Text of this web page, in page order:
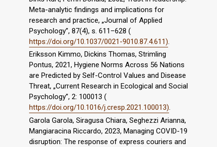
Meta-analytic findings and implications for
research and practice, „Journal of Applied
Psychology”, 87(4), s. 611–628 (
https://doi.org/10.1037/0021-9010.87.4.611)
Eriksson Kimmo, Dickins Thomas, Strimling
Pontus, 2021, Hygiene Norms Across 56 Nations
are Predicted by Self-Control Values and Disease
Threat, „Current Research in Ecological and Social
Psychology”, 2: 100013 (
https://doi.org/10.1016/j.cresp.2021.100013).
Garola Garola, Siragusa Chiara, Seghezzi Arianna,
Mangiaracina Riccardo, 2023, Managing COVID-19
disruption: The response of express couriers and